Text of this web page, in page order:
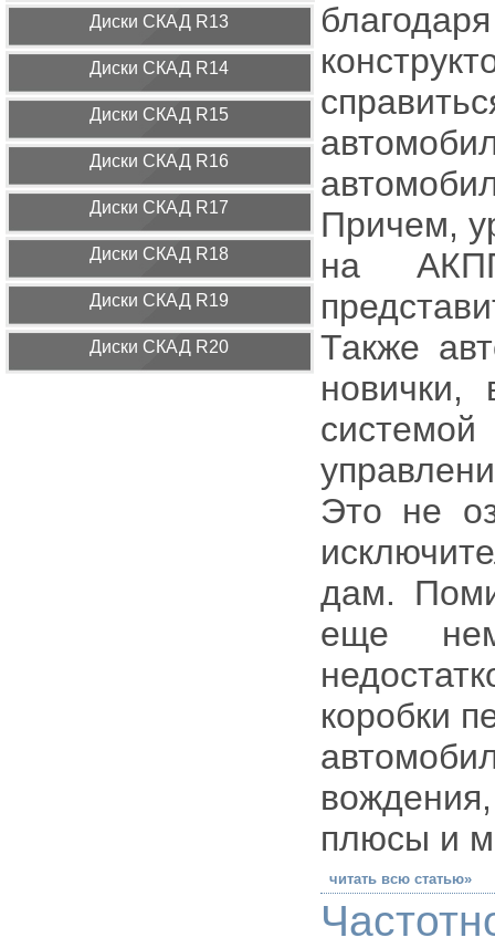
Диcки СКАД R13
Диcки СКАД R14
Диcки СКАД R15
Диcки СКАД R16
Диcки СКАД R17
Диcки СКАД R18
Диcки СКАД R19
Диcки СКАД R20
Причем,
на
Также
новички,
Это не
дам.
еще
коробки
плюсы и
читать всю статью»